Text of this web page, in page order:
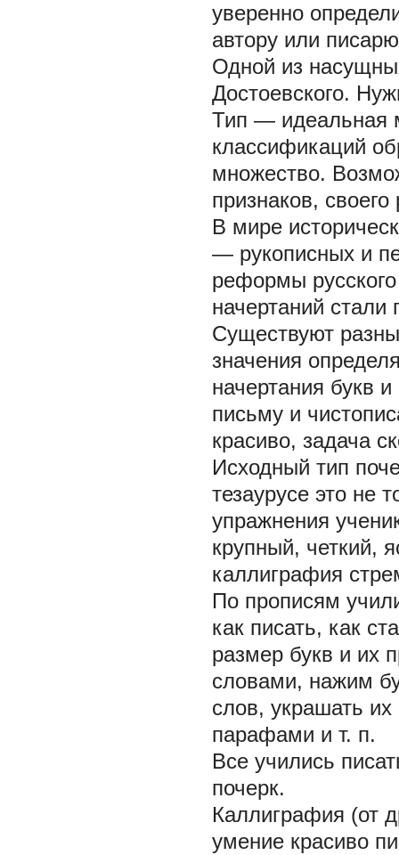
уверенно
автору или
Одной из
Достоевского.
Тип — идеальная
классификаций
множество.
признаков,
В мире
— рукописных и
реформы
начертаний стали
Существуют
значения
начертания букв
письму и
красиво, задача
Исходный тип
тезаурусе это не
упражнения
крупный, четкий,
каллиграфия
По прописям
как писать, как
размер букв и их
словами, нажим
слов, украшать
парафами и т. п.
Все учились
почерк.
Каллиграфия (от
умение красиво